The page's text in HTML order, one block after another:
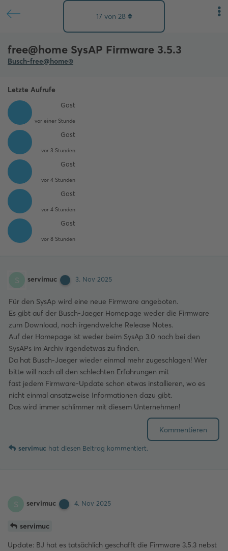
Busch-free@home®
free@home SysAP Firmware 3.5.3
Letzte Aufrufe
Gast
vor einer Stunde
Gast
vor 3 Stunden
Gast
vor 4 Stunden
Gast
vor 4 Stunden
Gast
vor 8 Stunden
17von 28
S servimuc 3. Nov 2025
Für den SysAp wird eine neue Firmware angeboten.
Es gibt auf der Busch-Jaeger Homepage weder die Firmware
zum Download, noch irgendwelche Release Notes.
Auf der Homepage ist weder beim SysAp 3.0 noch bei den
SysAPs im Archiv irgendetwas zu finden.
Da hat Busch-Jaeger wieder einmal mehr zugeschlagen! Wer
bitte will nach all den schlechten Erfahrungen mit
fast jedem Firmware-Update schon etwas installieren, wo es
nicht einmal ansatzweise Informationen dazu gibt.
Das wird immer schlimmer mit diesem Unternehmen!
Kommentieren
servimuc hat diesen Beitrag kommentiert.
S servimuc 4. Nov 2025
servimuc
Update: BJ hat es tatsächlich geschafft die Firmware 3.5.3 nebst